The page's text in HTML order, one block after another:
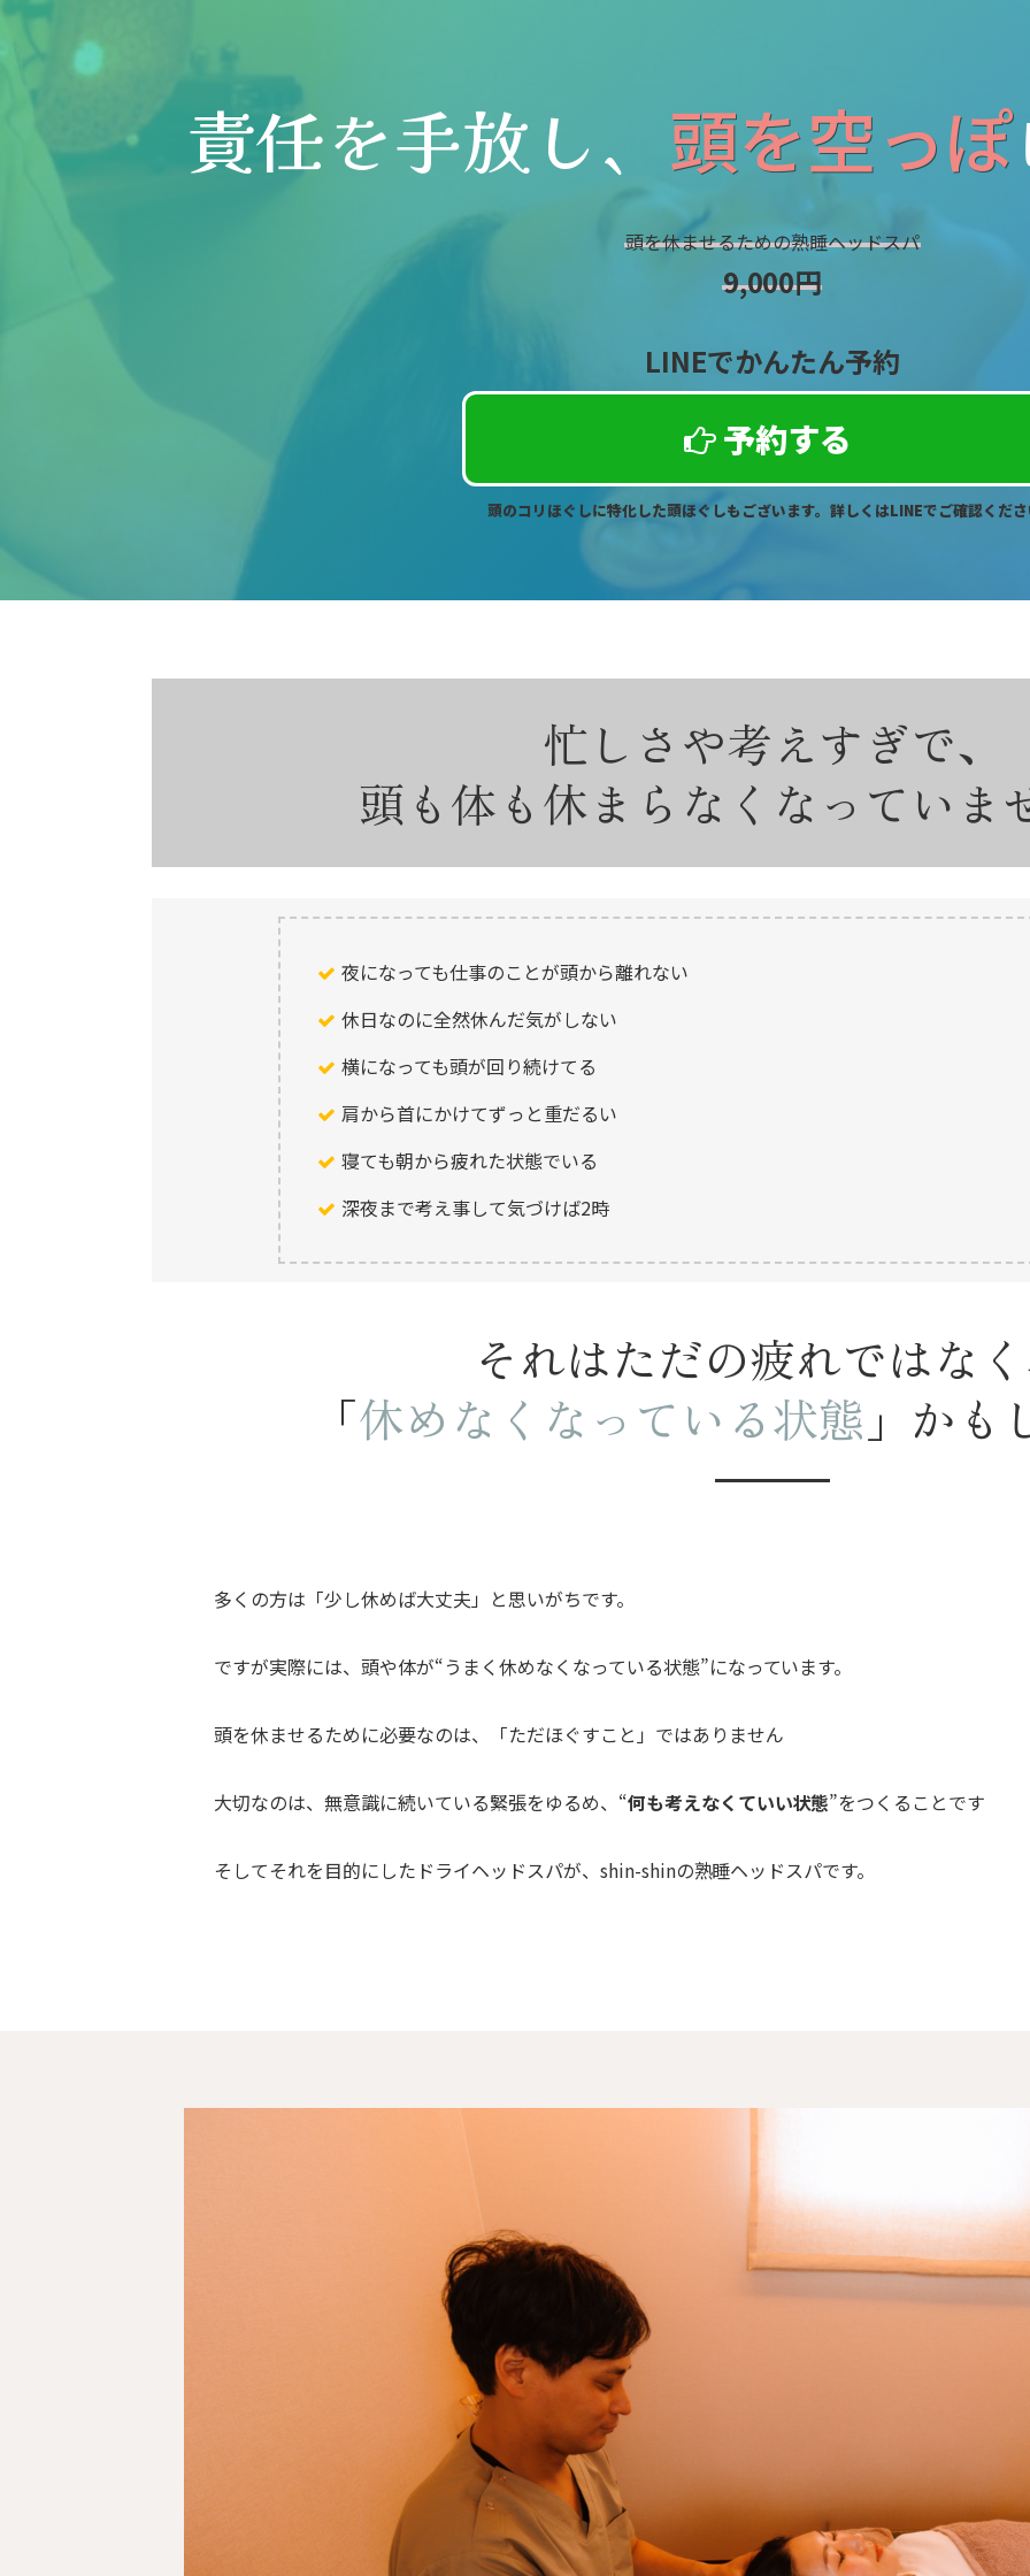
責任を手放し、 頭を空っぽ
頭を休ませるための熟睡ヘッドスパ
9,000円
LINEでかんたん予約
予約する
頭のコリほぐしに特化した頭ほぐしもございます。詳しくはLINEでご確認くだ
忙しさや考えすぎで、
頭も体も休まらなくなっていま
夜になっても仕事のことが頭から離れない
休日なのに全然休んだ気がしない
横になっても頭が回り続けてる
肩から首にかけてずっと重だるい
寝ても朝から疲れた状態でいる
深夜まで考え事して気づけば2時
それはただの疲れではな
「休めなくなっている状態 」かも
多くの方は「少し休めば大丈夫」と思いがちです。
ですが実際には、頭や体が“うまく休めなくなっている状態”になっています。
頭を休ませるために必要なのは、「ただほぐすこと」ではありません
大切なのは、無意識に続いている緊張をゆるめ、“何も考えなくていい状態”をつくることです
そしてそれを目的にしたドライヘッドスパが、shin-shinの熟睡ヘッドスパです。